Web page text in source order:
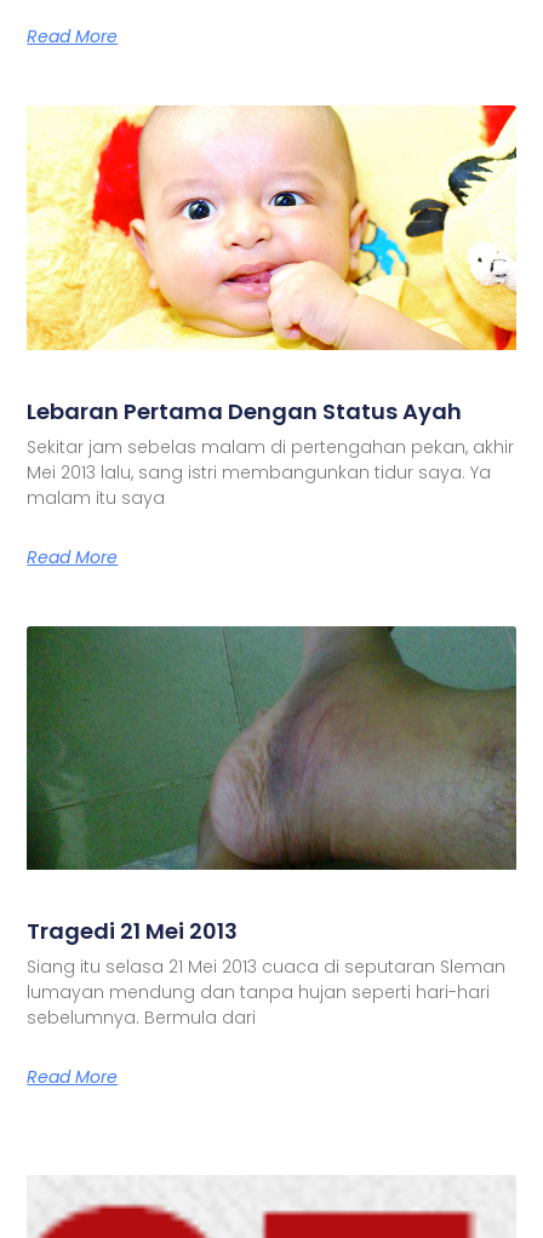
Read More
Lebaran Pertama Dengan Status Ayah
Sekitar jam sebelas malam di pertengahan pekan, akhir
Mei 2013 lalu, sang istri membangunkan tidur saya. Ya
malam itu saya
Read More
Tragedi 21 Mei 2013
Siang itu selasa 21 Mei 2013 cuaca di seputaran Sleman
lumayan mendung dan tanpa hujan seperti hari-hari
sebelumnya. Bermula dari
Read More